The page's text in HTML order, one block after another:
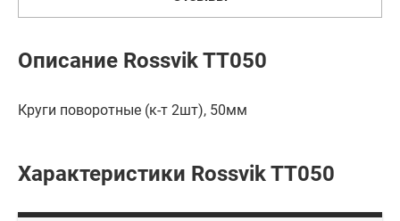
Описание Rossvik TT050
Круги поворотные (к-т 2шт), 50мм
Характеристики Rossvik TT050